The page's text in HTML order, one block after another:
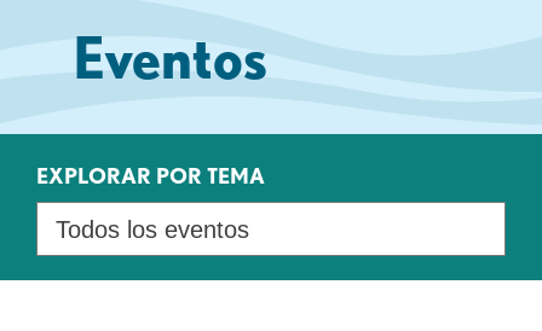
Eventos
EXPLORAR POR TEMA